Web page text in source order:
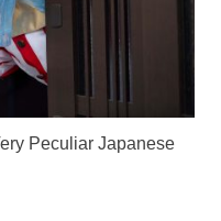
Peculiar Japanese